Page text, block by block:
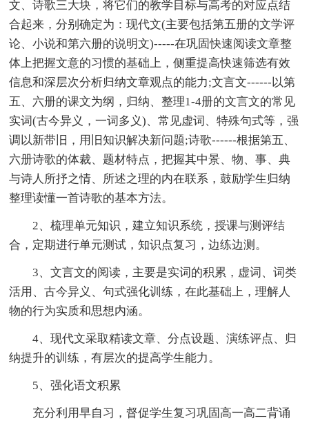
文、诗歌三大块，将它们的教学目标与高考的对应点结
合起来，分别确定为：现代文(主要包括第五册的文学评
论、小说和第六册的说明文)-----在巩固快速阅读文章整
体上把握文意的习惯的基础上，侧重提高快速筛选有效
信息和深层次分析归纳文章观点的能力;文言文------以第
五、六册的课文为纲，归纳、整理1-4册的文言文的常见
实词(古今异义，一词多义)、常见虚词、特殊句式等，强
调以新带旧，用旧知识解决新问题;诗歌------根据第五、
六册诗歌的体裁、题材特点，把握其中景、物、事、典
与诗人所抒之情、所述之理的内在联系，鼓励学生归纳
整理读懂一首诗歌的基本方法。
2、梳理单元知识，建立知识系统，授课与测评结
合，定期进行单元测试，知识点复习，边练边测。
3、文言文的阅读，主要是实词的积累，虚词、词类
活用、古今异义、句式强化训练，在此基础上，理解人
物的行为实质和思想内涵。
4、现代文采取精读文章、分点设题、演练评点、归
纳提升的训练，有层次的提高学生能力。
5、强化语文积累
充分利用早自习，督促学生复习巩固高一高二背诵